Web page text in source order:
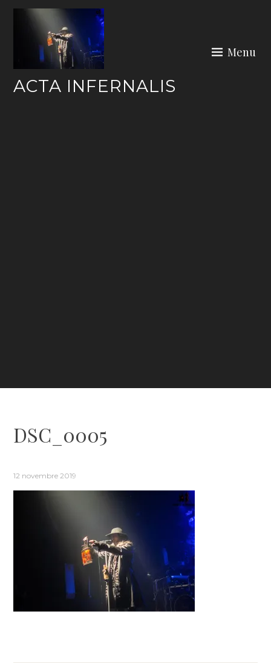
Skip
ACTA INFERNALIS
Menu
DSC_0005
12 novembre 2019